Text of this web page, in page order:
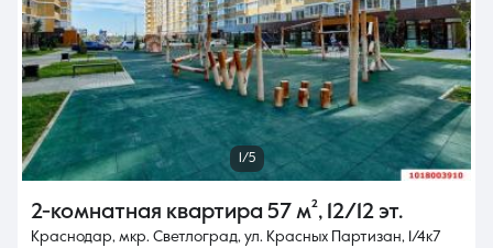
1/5
2-комнатная квартира 57 м², 12/12 эт.
Краснодар, мкр. Светлоград, ул. Красных Партизан, 1/4к7